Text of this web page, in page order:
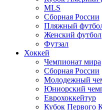
MLS
Сборная России
Пляжный
Женский футбол
Футзал
Хоккей
Чемпионат мира
Сборная России
Молодежный
Юниорский
Еврохоккейтур
Кубок Первого